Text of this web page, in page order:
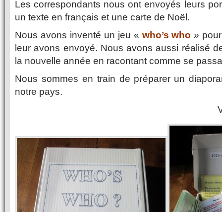
Les correspondants nous ont envoyés leurs
un texte en français et une carte de Noël.
Nous avons inventé un jeu « who’s who »
leur avons envoyé. Nous avons aussi réalisé
la nouvelle année en racontant comme se
Nous sommes en train de préparer un
notre pays.